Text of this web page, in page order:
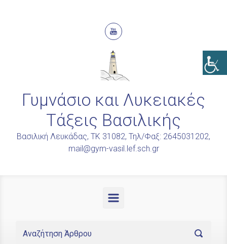
Γυμνάσιο και Λυκειακές
Τάξεις Βασιλικής
Βασιλική Λευκάδας, ΤΚ 31082, Τηλ/Φαξ: 2645031202,
mail@gym-vasil.lef.sch.gr